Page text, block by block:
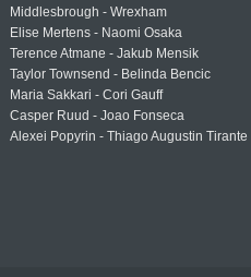
Middlesbrough - Wrexham
Elise Mertens - Naomi Osaka
Terence Atmane - Jakub Mensik
Taylor Townsend - Belinda Bencic
Maria Sakkari - Cori Gauff
Casper Ruud - Joao Fonseca
Alexei Popyrin - Thiago Augustin Tirante